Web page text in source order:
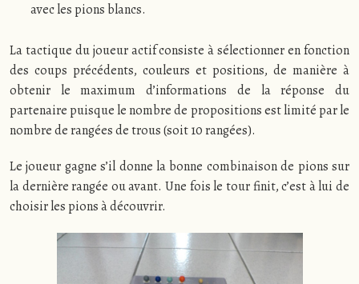
avec les pions blancs.
La tactique du joueur actif consiste à sélectionner en fonction
des coups précédents, couleurs et positions, de manière à
obtenir le maximum d’informations de la réponse du
partenaire puisque le nombre de propositions est limité par le
nombre de rangées de trous (soit 10 rangées).
Le joueur gagne s’il donne la bonne combinaison de pions sur
la dernière rangée ou avant. Une fois le tour finit, c’est à lui de
choisir les pions à découvrir.